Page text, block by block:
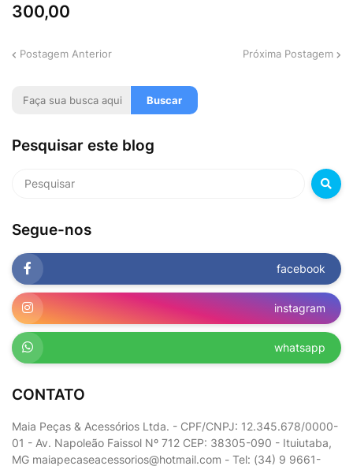
300,00
Postagem Anterior Próxima Postagem
Pesquisar este blog
Segue-nos
facebook
instagram
whatsapp
CONTATO
Maia Peças & Acessórios Ltda. - CPF/CNPJ: 12.345.678/0000-
01 - Av. Napoleão Faissol Nº 712 CEP: 38305-090 - Ituiutaba,
MG maiapecaseacessorios@hotmail.com - Tel: (34) 9 9661-